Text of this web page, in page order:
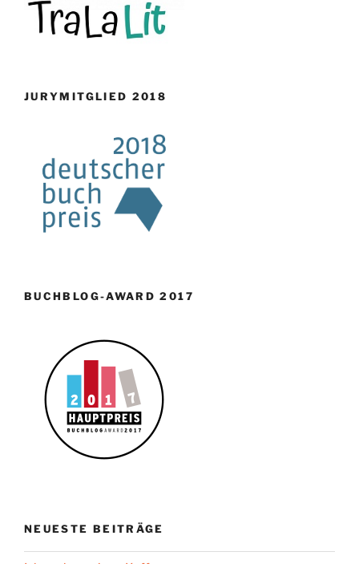
JURYMITGLIED 2018
BUCHBLOG-AWARD 2017
NEUESTE BEITRÄGE